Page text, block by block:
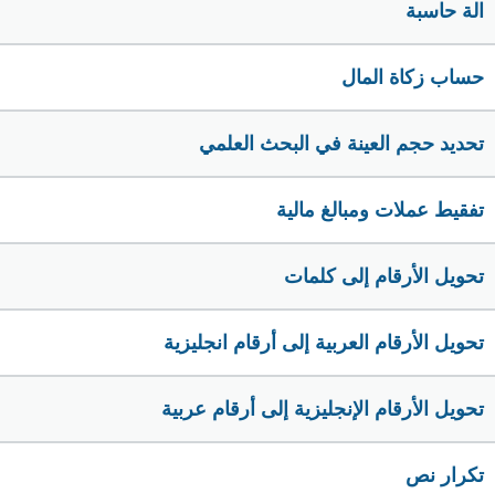
الة حاسبة
حساب زكاة المال
تحديد حجم العينة في البحث العلمي
تفقيط عملات ومبالغ مالية
تحويل الأرقام إلى كلمات
تحويل الأرقام العربية إلى أرقام انجليزية
تحويل الأرقام الإنجليزية إلى أرقام عربية
تكرار نص